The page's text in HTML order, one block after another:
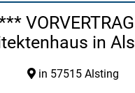
in
in 57515 Alsting